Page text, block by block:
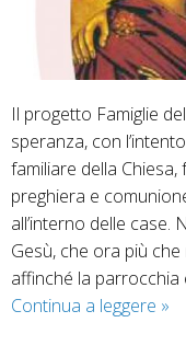
Il progetto Famiglie
speranza, con
familiare della Chiesa,
preghiera e
all’interno delle case.
Gesù, che ora più
affinché la parrocchia
Continua a leggere »